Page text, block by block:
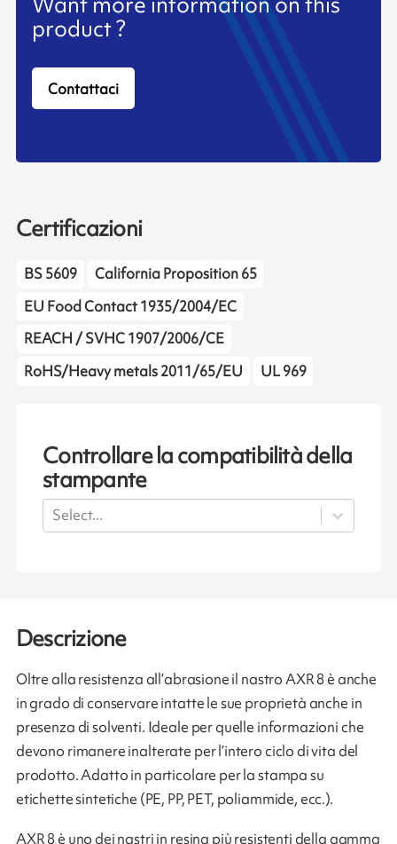
product ?
Contattaci
Certificazioni
BS 5609
California Proposition 65
EU Food Contact 1935/2004/EC
REACH / SVHC 1907/2006/CE
RoHS/Heavy metals 2011/65/EU
UL 969
Controllare la compatibilità della
stampante
Select...
Descrizione
Oltre alla resistenza all’abrasione il nastro AXR 8 è anche
in grado di conservare intatte le sue proprietà anche in
presenza di solventi. Ideale per quelle informazioni che
devono rimanere inalterate per l’intero ciclo di vita del
prodotto. Adatto in particolare per la stampa su
etichette sintetiche (PE, PP, PET, poliammide, ecc.).
AXR 8 è uno dei nastri in resina più resistenti della gamma